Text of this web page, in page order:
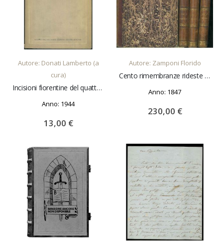
AGGIUNGI AL CARRELLO
Autore: Donati Lamberto (a
cura)
Incisioni fiorentine del quattrocento.
Anno: 1944
13,00 €
AGGIUNGI AL CARRELLO
Autore: Zamponi Florido
Cento rimembranze rideste per cura di Florido Zamponi ed illustrate con 100 incisioni in rame. Opera completa
Anno: 1847
230,00 €
AGGIUNGI AL CARRELLO AGGIUNGI AL CARRELLO